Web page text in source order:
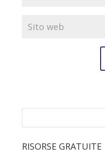
RISORSE GRATUITE